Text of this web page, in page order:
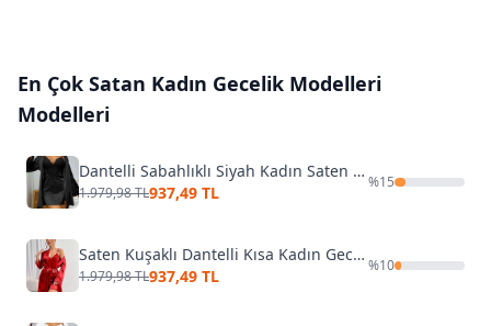
En Çok Satan Kadın Gecelik Modelleri
Modelleri
Dantelli Sabahlıklı Siyah Kadın Saten Gecelik Takım Real Passione 3053
1.979,98 TL937,49 TL
%15
Saten Kuşaklı Dantelli Kısa Kadın Gecelik Sabahlık Takım Real Passione 3037
1.979,98 TL937,49 TL
%10